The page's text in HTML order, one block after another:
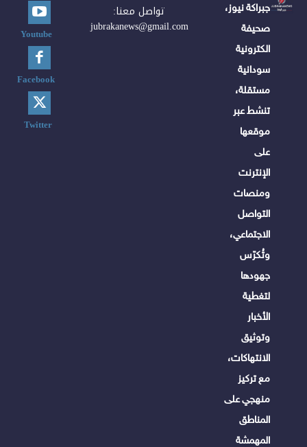
جبراكة نيوز،
صحيفة
الكترونية
سودانية
مستقلة،
تنشط عبر
موقعها
على
الإنترنت
ومنصات
التواصل
الاجتماعي،
وتُكرّس
جهودها
لتغطية
الأخبار
وتوثيق
الانتهاكات،
مع تركيز
منهجي على
المناطق
المهمشة
تواصل معنا:
jubrakanews@gmail.com
Youtube
Facebook
Twitter